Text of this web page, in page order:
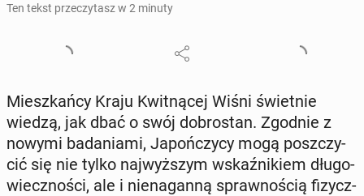
Ten tekst przeczytasz w 2 minuty
Miesz­kań­cy Kraju Kwit­ną­cej Wiśni świet­nie
wiedzą, jak dbać o swój do­bro­stan. Zgodnie z
nowymi ba­da­nia­mi, Ja­poń­czy­cy mogą po­szczy­
cić się nie tylko naj­wyż­szym wskaź­ni­kiem dłu­go­
wiecz­no­ści, ale i nie­na­gan­ną spraw­no­ścią fi­zycz­